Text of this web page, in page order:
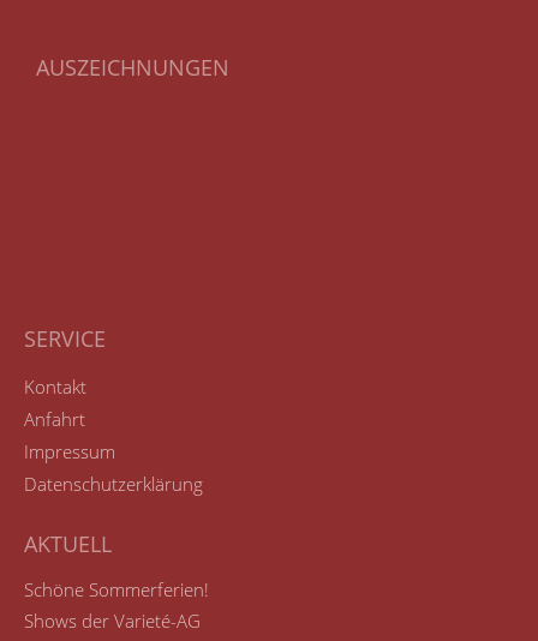
AUSZEICHNUNGEN
SERVICE
Kontakt
Anfahrt
Impressum
Datenschutzerklärung
AKTUELL
Schöne Sommerferien!
Shows der Varieté-AG